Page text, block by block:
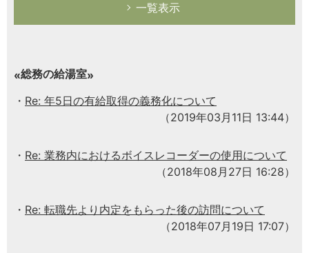
一覧表示
総務の給湯室
Re: 年5日の有給取得の義務化について
（2019年03月11日 13:44）
Re: 業務内におけるボイスレコーダーの使用について
（2018年08月27日 16:28）
Re: 転職先より内定をもらった後の訪問について
（2018年07月19日 17:07）